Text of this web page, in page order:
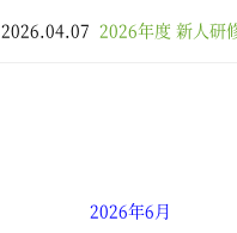
2026.04.07 2026年度 新人研
2026年6月